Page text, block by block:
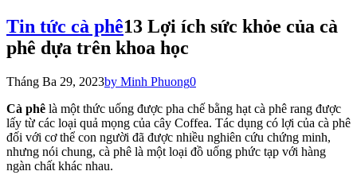
Tin tức cà phê13 Lợi ích sức khỏe của cà
phê dựa trên khoa học
Tháng Ba 29, 2023by Minh Phuong0
Cà phê là một thức uống được pha chế bằng hạt cà phê rang được
lấy từ các loại quả mọng của cây Coffea. Tác dụng có lợi của cà phê
đối với cơ thể con người đã được nhiều nghiên cứu chứng minh,
nhưng nói chung, cà phê là một loại đồ uống phức tạp với hàng
ngàn chất khác nhau.